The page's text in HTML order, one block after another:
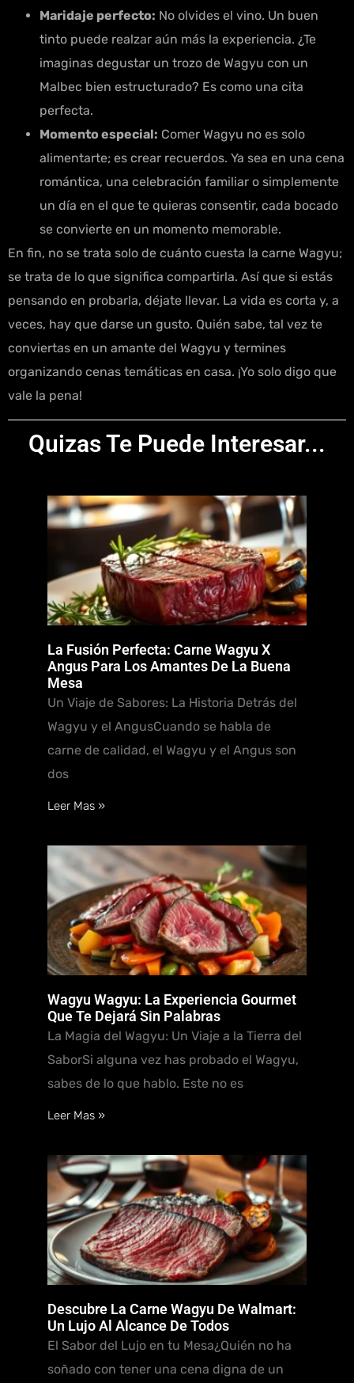
Maridaje perfecto: No olvides el vino. Un buen
tinto puede realzar aún más la experiencia. ¿Te
imaginas degustar un trozo de Wagyu con un
Malbec bien estructurado? Es como una cita
perfecta.
Momento especial: Comer Wagyu no es solo
alimentarte; es crear recuerdos. Ya sea en una cena
romántica, una celebración familiar o simplemente
un día en el que te quieras consentir, cada bocado
se convierte en un momento memorable.
En fin, no se trata solo de cuánto cuesta la carne Wagyu;
se trata de lo que significa compartirla. Así que si estás
pensando en probarla, déjate llevar. La vida es corta y, a
veces, hay que darse un gusto. Quién sabe, tal vez te
conviertas en un amante del Wagyu y termines
organizando cenas temáticas en casa. ¡Yo solo digo que
vale la pena!
Quizas Te Puede Interesar...
La Fusión Perfecta: Carne Wagyu X
Angus Para Los Amantes De La Buena
Mesa
Un Viaje de Sabores: La Historia Detrás del
Wagyu y el AngusCuando se habla de
carne de calidad, el Wagyu y el Angus son
dos
Leer Mas »
Wagyu Wagyu: La Experiencia Gourmet
Que Te Dejará Sin Palabras
La Magia del Wagyu: Un Viaje a la Tierra del
SaborSi alguna vez has probado el Wagyu,
sabes de lo que hablo. Este no es
Leer Mas »
Descubre La Carne Wagyu De Walmart:
Un Lujo Al Alcance De Todos
El Sabor del Lujo en tu Mesa¿Quién no ha
soñado con tener una cena digna de un